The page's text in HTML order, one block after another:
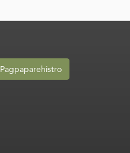
Pagpaparehistro